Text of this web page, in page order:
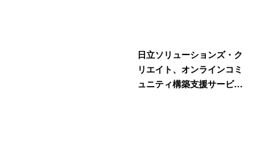
日立ソリューションズ・ク
リエイト、オンラインコミ
ュニティ構築支援サービ…